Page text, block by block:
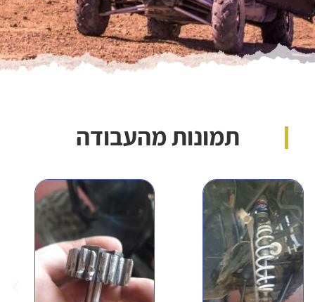
תמונות מהעבודה